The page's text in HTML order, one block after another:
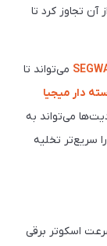
تجاوز کرد تا
می‌تواند تا
دار ميجيا
می‌تواند به
سریع‌تر تخلیه
اسکوتر برقی